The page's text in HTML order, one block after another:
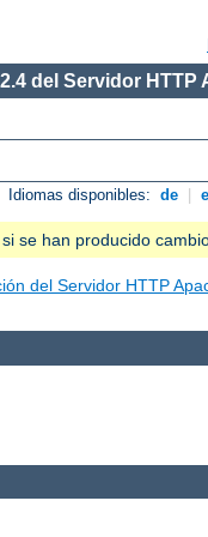
del Servidor HTTP
Idiomas disponibles: de
se han producido
del Servidor HTTP